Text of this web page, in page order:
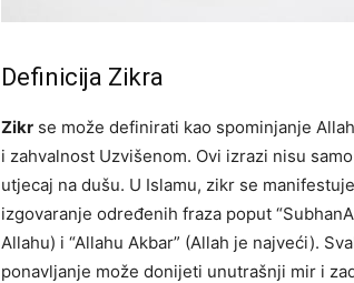
Definicija Zikra
Zikr se može definirati kao spominjanje
i zahvalnost Uzvišenom. Ovi izrazi nisu
utjecaj na dušu. U Islamu, zikr se
izgovaranje određenih fraza poput
Allahu) i “Allahu Akbar” (Allah je najveći).
ponavljanje može donijeti unutrašnji mir i